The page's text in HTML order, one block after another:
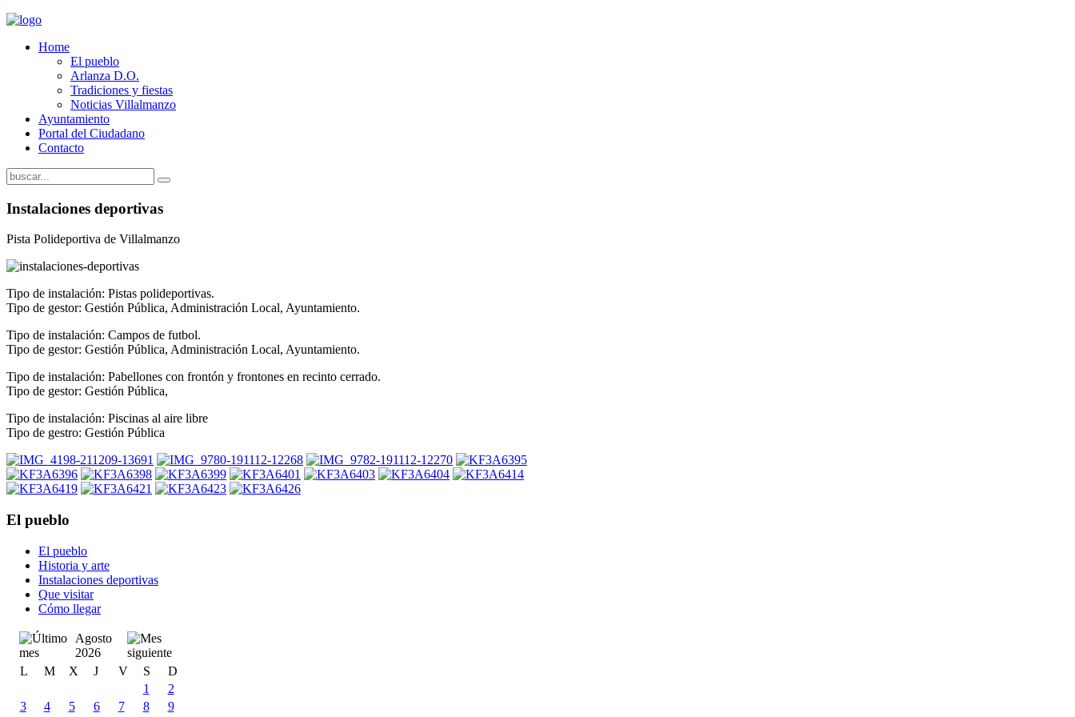
Home
El pueblo
Arlanza D.O.
Tradiciones y fiestas
Noticias Villalmanzo
Ayuntamiento
Portal del Ciudadano
Contacto
Instalaciones deportivas
Pista Polideportiva de Villalmanzo
Tipo de instalación: Pistas polideportivas.
Tipo de gestor: Gestión Pública, Administración Local, Ayuntamiento.
Tipo de instalación: Campos de futbol.
Tipo de gestor: Gestión Pública, Administración Local, Ayuntamiento.
Tipo de instalación: Pabellones con frontón y frontones en recinto cerrado.
Tipo de gestor: Gestión Pública,
Tipo de instalación: Piscinas al aire libre
Tipo de gestro: Gestión Pública
El pueblo
El pueblo
Historia y arte
Instalaciones deportivas
Que visitar
Cómo llegar
Agosto
2026
L
M X J V S
D
1
2
3
4 5 6 7 8
9